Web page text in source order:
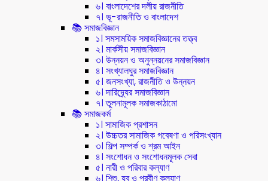
Home Class 0-12
৬। বাংলাদেশের দলীয় রাজনীতি
৭। ভূ-রাজনীতি ও বাংলাদেশ
📚 সমাজবিজ্ঞান
১। সমসাময়িক সমাজবিজ্ঞানের তত্ত্ব
২। মার্কসীয় সমাজবিজ্ঞান
৩। উন্নয়ন ও অনুন্নয়নের সমাজবিজ্ঞান
৪। সংখ্যালঘুর সমাজবিজ্ঞান
৫। জনসংখ্যা, রাজনীতি ও উন্নয়ন
৬। দারিদ্র্যের সমাজবিজ্ঞান
৭। তুলনামূলক সমাজকাঠামো
📚 সমাজকর্ম
১। সামাজিক প্রশাসন
২। উচ্চতর সামাজিক গবেষণা ও পরিসংখ্যান
৩। শিল্প সম্পর্ক ও শ্রম আইন
৪। সংশোধন ও সংশোধনমূলক সেবা
৫। নারী ও পরিবার কল্যাণ